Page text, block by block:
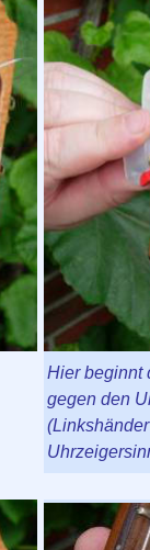
Hier beginnt
gegen den